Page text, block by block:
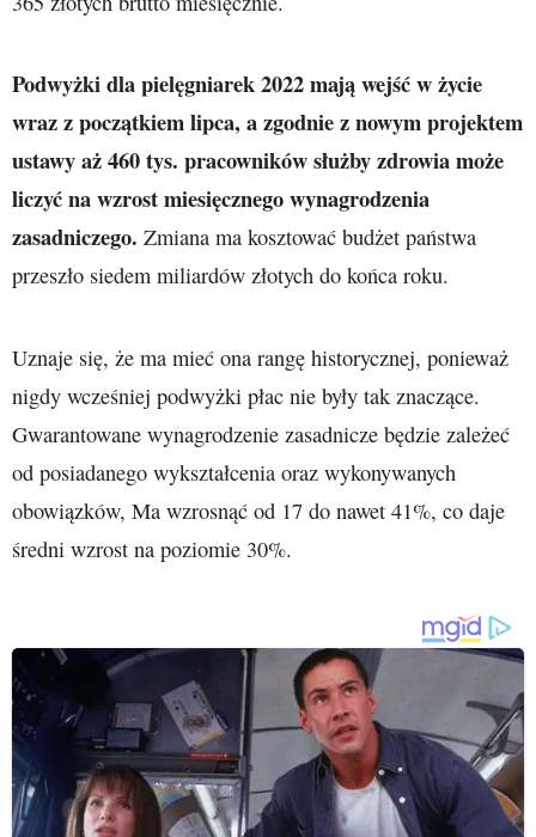
Podwyżki dla pielęgniarek 2022 mają wejść w życie
wraz z początkiem lipca, a zgodnie z nowym projektem
ustawy aż 460 tys. pracowników służby zdrowia może
liczyć na wzrost miesięcznego wynagrodzenia
zasadniczego. Zmiana ma kosztować budżet państwa
przeszło siedem miliardów złotych do końca roku.
Uznaje się, że ma mieć ona rangę historycznej, ponieważ
nigdy wcześniej podwyżki płac nie były tak znaczące.
Gwarantowane wynagrodzenie zasadnicze będzie zależeć
od posiadanego wykształcenia oraz wykonywanych
obowiązków, Ma wzrosnąć od 17 do nawet 41%, co daje
średni wzrost na poziomie 30%.